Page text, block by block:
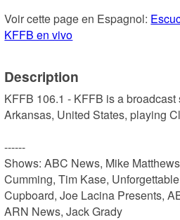
Voir cette page en Espagnol:
KFFB en vivo
Description
KFFB 106.1 - KFFB is a
Arkansas, United States, playing
------
Shows: ABC News, Mike
Cumming, Tim Kase,
Cupboard, Joe Lacina Presents,
ARN News, Jack Grady